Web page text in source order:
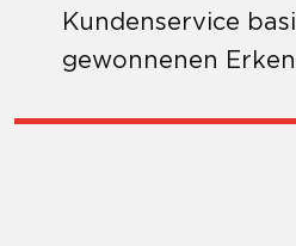
Kundenservice
gewonnenen